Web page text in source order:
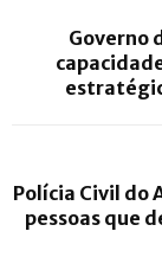
Governo
Polícia Civil do
pessoas que